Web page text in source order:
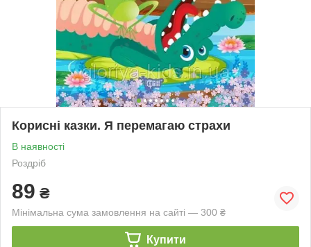
Корисні казки. Я перемагаю страхи
В наявності
Роздріб
89 ₴
Мінімальна сума замовлення на сайті — 300 ₴
Купити